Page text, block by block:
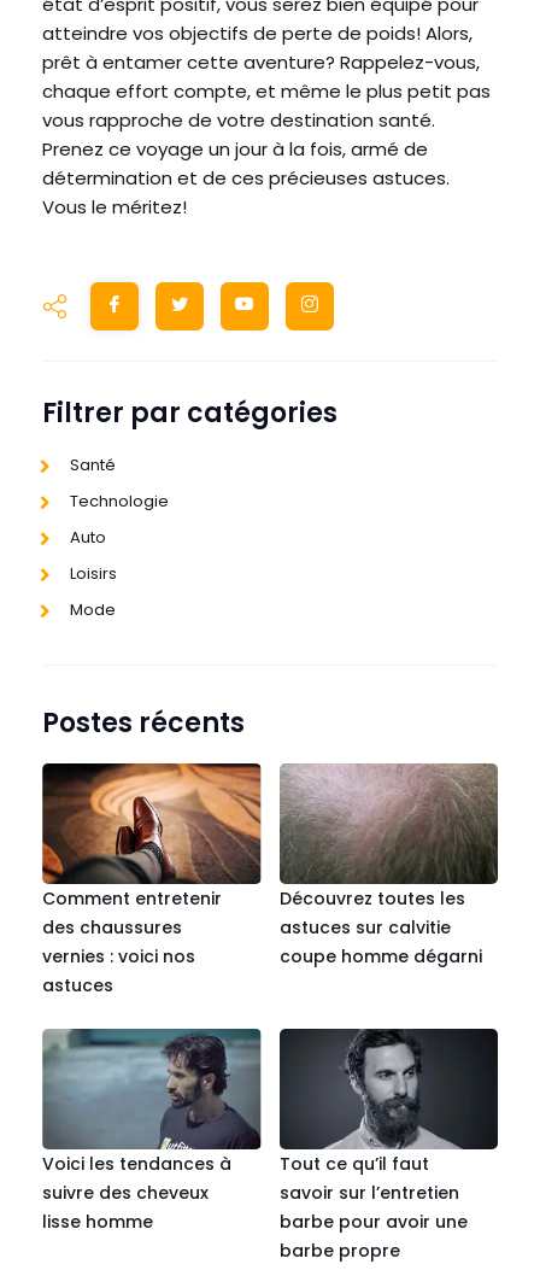
atteindre vos objectifs de perte de poids! Alors,
prêt à entamer cette aventure? Rappelez-vous,
chaque effort compte, et même le plus petit pas
vous rapproche de votre destination santé.
Prenez ce voyage un jour à la fois, armé de
détermination et de ces précieuses astuces.
Vous le méritez!
Filtrer par catégories
Santé
Technologie
Auto
Loisirs
Mode
Postes récents
Comment entretenir
des chaussures
vernies : voici nos
astuces
Découvrez toutes les
astuces sur calvitie
coupe homme dégarni
Voici les tendances à
suivre des cheveux
lisse homme
Tout ce qu’il faut
savoir sur l’entretien
barbe pour avoir une
barbe propre